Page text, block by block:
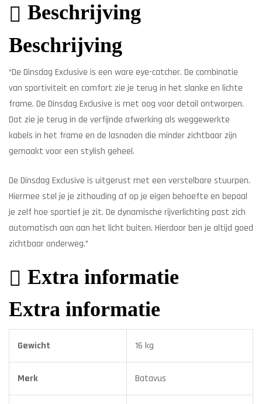
Beschrijving
Beschrijving
“De Dinsdag Exclusive is een ware eye-catcher. De combinatie
van sportiviteit en comfort zie je terug in het slanke en lichte
frame. De Dinsdag Exclusive is met oog voor detail ontworpen.
Dat zie je terug in de verfijnde afwerking als weggewerkte
kabels in het frame en de lasnaden die minder zichtbaar zijn
gemaakt voor een stylish geheel.
De Dinsdag Exclusive is uitgerust met een verstelbare stuurpen.
Hiermee stel je je zithouding af op je eigen behoefte en bepaal
je zelf hoe sportief je zit. De dynamische rijverlichting past zich
automatisch aan aan het licht buiten. Hierdoor ben je altijd goed
zichtbaar onderweg.”
Extra informatie
Extra informatie
Gewicht 16 kg
Merk Batavus